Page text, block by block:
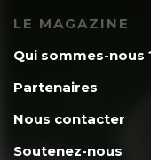
LE MAGAZINE
Qui sommes-nous
Partenaires
Nous contacter
Soutenez-nous